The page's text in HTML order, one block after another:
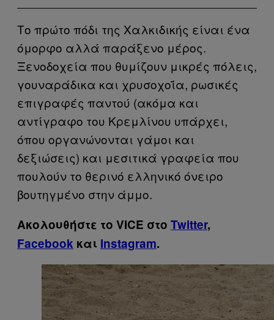
Το πρώτο πόδι της Χαλκιδικής είναι ένα
όμορφο αλλά παράξενο μέρος.
Ξενοδοχεία που θυμίζουν μικρές πόλεις,
γουναράδικα και χρυσοχοΐα, ρωσικές
επιγραφές παντού (ακόμα και
αντίγραφο του Κρεμλίνου υπάρχει,
όπου οργανώνονται γάμοι και
δεξιώσεις) και μεσιτικά γραφεία που
πουλούν το θερινό ελληνικό όνειρο
βουτηγμένο στην άμμο.
Ακολουθήστε το VICE στο Twitter,
Facebook και Instagram.